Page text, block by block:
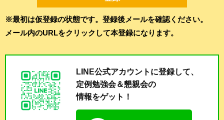
※最初は仮登録の状態です。登録後メールを確認ください。
メール内のURLをクリックして本登録になります。
LINE公式アカウントに登録して、
定例勉強会＆懇親会の
情報をゲット！